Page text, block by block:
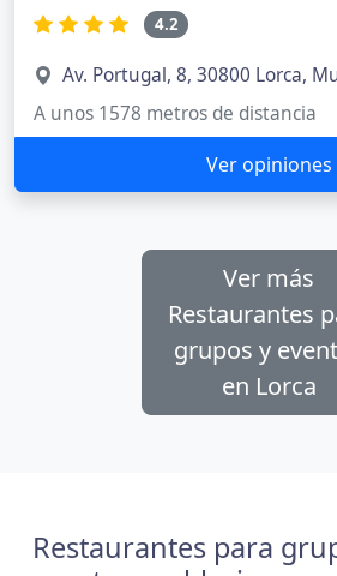
4.2
Av. Portugal, 8, 30800 Lorca,
A unos 1578 metros de distancia
Ver opiniones
Ver más
Restaurantes
grupos y
en Lorca
Restaurantes para